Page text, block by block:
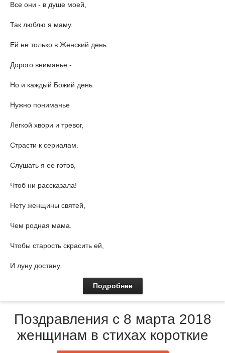
Все они - в душе моей,
Так люблю я маму.
Ей не только в Женский день
Дорого вниманье -
Но и каждый Божий день
Нужно пониманье
Легкой хвори и тревог,
Страсти к сериалам.
Слушать я ее готов,
Чтоб ни рассказала!
Нету женщины святей,
Чем родная мама.
Чтобы старость скрасить ей,
И луну достану.
Подробнее
Поздравления с 8 марта 2018
женщинам в стихах короткие